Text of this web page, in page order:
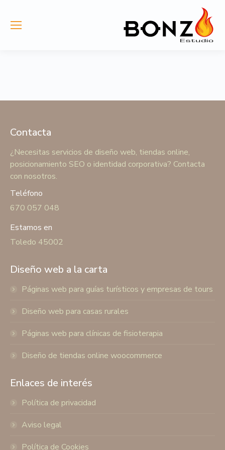
Contacta
¿Necesitas servicios de diseño web, tiendas online,
posicionamiento SEO o identidad corporativa? Contacta
con nosotros.
Teléfono
670 057 048
Estamos en
Toledo 45002
Diseño web a la carta
Páginas web para guías turísticos y empresas de tours
Diseño web para casas rurales
Páginas web para clínicas de fisioterapia
Diseño de tiendas online woocommerce
Enlaces de interés
Política de privacidad
Aviso legal
Política de Cookies